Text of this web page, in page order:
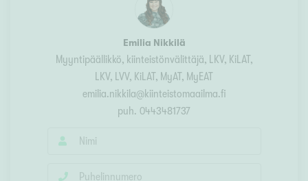
Emilia Nikkilä
Myyntipäällikkö, kiinteistönvälittäjä, LKV, KiLAT ,
LKV, LVV, KiLAT, MyAT, MyEAT
emilia.nikkila@kiinteistomaailma.fi
puh. 0443481737